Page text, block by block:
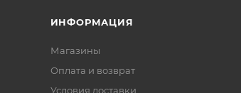
ИНФОРМАЦИЯ
Магазины
Оплата и возврат
Условия доставки